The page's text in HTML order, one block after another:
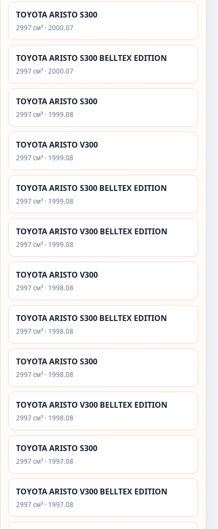
TOYOTA ARISTO S300
2997 см³ · 2000.07
TOYOTA ARISTO S300 BELLTEX EDITION
2997 см³ · 2000.07
TOYOTA ARISTO S300
2997 см³ · 1999.08
TOYOTA ARISTO V300
2997 см³ · 1999.08
TOYOTA ARISTO S300 BELLTEX EDITION
2997 см³ · 1999.08
TOYOTA ARISTO V300 BELLTEX EDITION
2997 см³ · 1999.08
TOYOTA ARISTO V300
2997 см³ · 1998.08
TOYOTA ARISTO S300 BELLTEX EDITION
2997 см³ · 1998.08
TOYOTA ARISTO S300
2997 см³ · 1998.08
TOYOTA ARISTO V300 BELLTEX EDITION
2997 см³ · 1998.08
TOYOTA ARISTO S300
2997 см³ · 1997.08
TOYOTA ARISTO V300 BELLTEX EDITION
2997 см³ · 1997.08